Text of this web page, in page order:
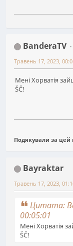
BanderaTV
Травень 17, 2023,
Мені Хорватія
ŠČ!
Подякували за цей
Bayraktar
Травень 17, 2023,
Цитата:
00:05:01
Мені Хорватія
ŠČ!